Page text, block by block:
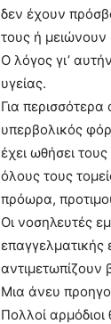
δεν έχουν
τους ή μειώνουν
Ο λόγος γι’
υγείας.
Για
υπερβολικός
έχει ωθήσει
όλους τους
πρόωρα,
Οι νοσηλευτές
επαγγελματικής
αντιμετωπίζουν
Μια άνευ
Πολλοί